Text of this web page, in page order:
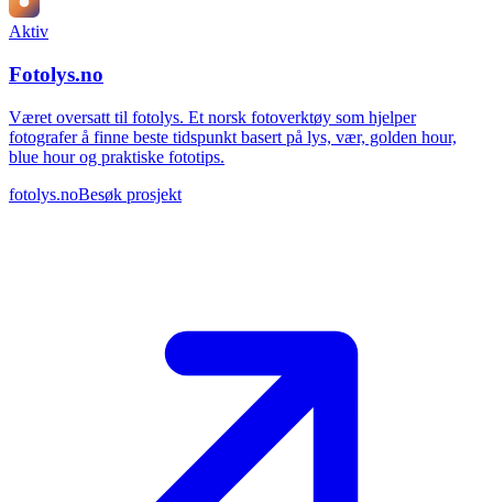
Aktiv
Fotolys.no
Været oversatt til fotolys. Et norsk fotoverktøy som hjelper
fotografer å finne beste tidspunkt basert på lys, vær, golden hour,
blue hour og praktiske fototips.
fotolys.noBesøk prosjekt